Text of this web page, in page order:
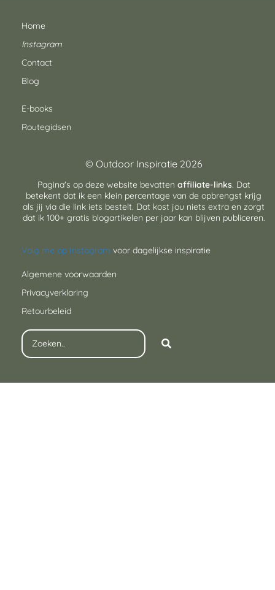
Home
Instagram
Contact
Blog
E-books
Routegidsen
© Outdoor Inspiratie 2026
Pagina's op deze website bevatten affiliate-links. Dat
betekent dat ik een klein percentage van de opbrengst krijg
als jij via die link iets bestelt. Dat kost jou niets extra en zorgt
dat ik 100+ gratis blogartikelen per jaar kan blijven publiceren.
Volg me op Instagram voor dagelijkse inspiratie
Algemene voorwaarden
Privacyverklaring
Retourbeleid